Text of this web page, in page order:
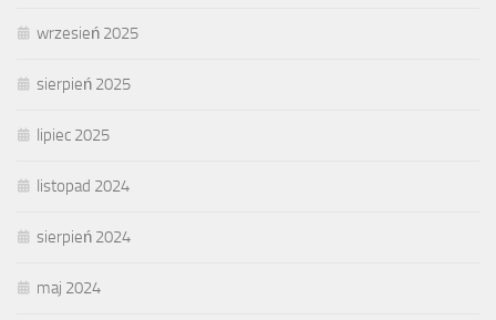
wrzesień 2025
sierpień 2025
lipiec 2025
listopad 2024
sierpień 2024
maj 2024